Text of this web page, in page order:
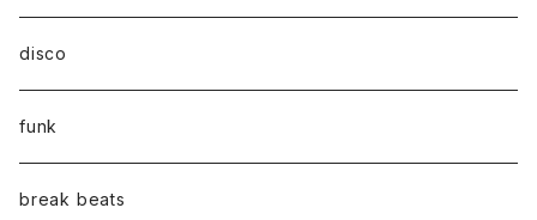
disco
funk
break beats